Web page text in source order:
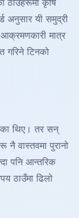
अनुसार यी समुद्री
मात्र
गरिने टिनको
थिए। तर सन्
नै वास्तवमा पुरानो
पनि आन्तरिक
ठाउँमा ढिलो